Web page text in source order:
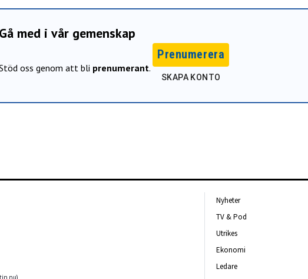
Gå med i vår gemenskap
oss genom att bli prenumerant.
Prenumerera
SKAPA KONTO
Nyheter
TV & Pod
Utrikes
Ekonomi
Ledare